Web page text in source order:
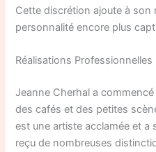
Cette discrétion ajoute à son
personnalité encore plus
Réalisations Professionnelles
Jeanne Cherhal a
des cafés et des petites
est une artiste acclamée et a
reçu de nombreuses